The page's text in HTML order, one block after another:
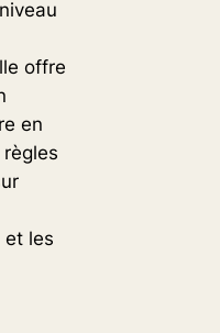
offre
en
et les